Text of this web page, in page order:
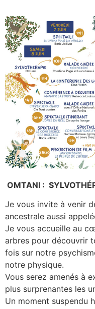
OMTANI :
Je vous invite à venir
ancestrale aussi
Je vous accueille au
arbres pour découvrir
fois sur notre
notre physique.
Vous serez amenés à
plus surprenantes les
Un moment suspendu